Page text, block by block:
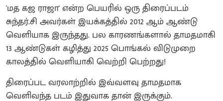
'மத கஜ ராஜா' என்ற பெயரில் ஒரு திரைப்படம்
சுந்தர்.சி அவர்கள் இயக்கத்தில் 2012 ஆம் ஆண்டு
வெளியாக இருந்தது. பல காரணங்களால் தாமதமாகி
13 ஆண்டுகள் கழித்து 2025 பொங்கல் விடுமுறை
காலத்தில் வெளியாகி வெற்றி பெற்றது!
திரைப்பட வரலாற்றில் இவ்வளவு தாமதமாக
வெளிவந்த படம் இதுவாக தான் இருக்கும்.